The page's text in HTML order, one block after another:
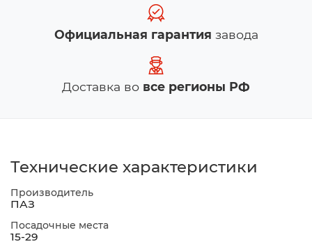
Официальная гарантия завода
Доставка во все регионы РФ
Технические характеристики
Производитель
ПАЗ
Посадочные места
15-29